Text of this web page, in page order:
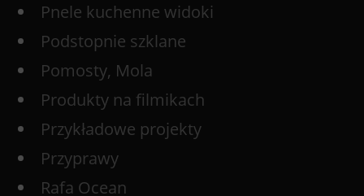
Pnele kuchenne widoki
Podstopnie szklane
Pomosty, Mola
Produkty na filmikach
Przykładowe projekty
Przyprawy
Rafa Ocean